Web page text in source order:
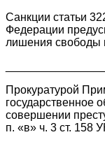
Санкции статьи
Федерации
лишения свободы
Прокуратурой
государственное
совершении
п. «в» ч. 3 ст. 158